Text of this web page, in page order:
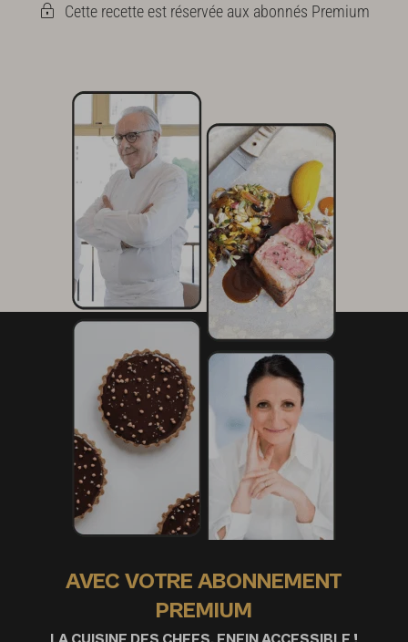
Cette recette est réservée aux abonnés Premium
AVEC VOTRE ABONNEMENT
PREMIUM